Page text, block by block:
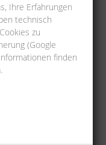
Ihre Erfahrungen
technisch
zu
(Google
finden
.